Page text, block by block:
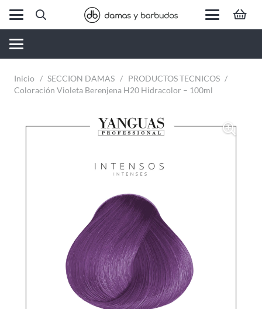
Inicio / SECCION DAMAS / PRODUCTOS TECNICOS /
Coloración Violeta Berenjena H20 Hidracolor – 100ml